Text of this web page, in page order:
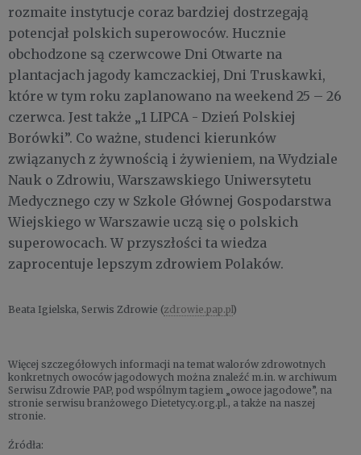
rozmaite instytucje coraz bardziej dostrzegają
potencjał polskich superowoców. Hucznie
obchodzone są czerwcowe Dni Otwarte na
plantacjach jagody kamczackiej, Dni Truskawki,
które w tym roku zaplanowano na weekend 25 – 26
czerwca. Jest także „1 LIPCA - Dzień Polskiej
Borówki”. Co ważne, studenci kierunków
związanych z żywnością i żywieniem, na Wydziale
Nauk o Zdrowiu, Warszawskiego Uniwersytetu
Medycznego czy w Szkole Głównej Gospodarstwa
Wiejskiego w Warszawie uczą się o polskich
superowocach. W przyszłości ta wiedza
zaprocentuje lepszym zdrowiem Polaków.
Beata Igielska, Serwis Zdrowie (zdrowie.pap.pl)
Więcej szczegółowych informacji na temat walorów zdrowotnych
konkretnych owoców jagodowych można znaleźć m.in. w archiwum
Serwisu Zdrowie PAP, pod wspólnym tagiem „owoce jagodowe”, na
stronie serwisu branżowego Dietetycy.org.pl., a także na naszej
stronie.
Źródła: